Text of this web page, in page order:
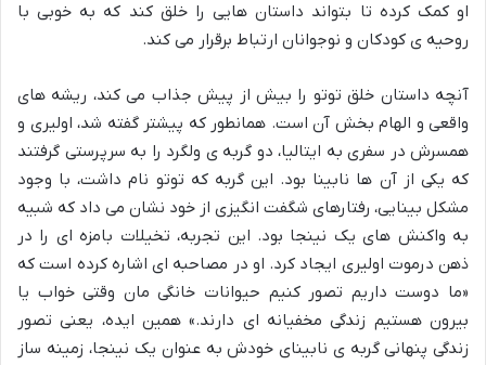
او کمک کرده تا بتواند داستان هایی را خلق کند که به خوبی با
روحیه ی کودکان و نوجوانان ارتباط برقرار می کند.
آنچه داستان خلق توتو را بیش از پیش جذاب می کند، ریشه های
واقعی و الهام بخش آن است. همانطور که پیشتر گفته شد، اولیری و
همسرش در سفری به ایتالیا، دو گربه ی ولگرد را به سرپرستی گرفتند
که یکی از آن ها نابینا بود. این گربه که توتو نام داشت، با وجود
مشکل بینایی، رفتارهای شگفت انگیزی از خود نشان می داد که شبیه
به واکنش های یک نینجا بود. این تجربه، تخیلات بامزه ای را در
ذهن درموت اولیری ایجاد کرد. او در مصاحبه ای اشاره کرده است که
«ما دوست داریم تصور کنیم حیوانات خانگی مان وقتی خواب یا
بیرون هستیم زندگی مخفیانه ای دارند.» همین ایده، یعنی تصور
زندگی پنهانی گربه ی نابینای خودش به عنوان یک نینجا، زمینه ساز